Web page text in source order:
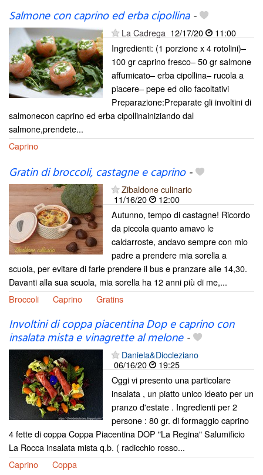
Salmone con caprino ed erba cipollina-
La Cadrega 12/17/20
11:00
Ingredienti: (1 porzione x 4 rotolini)–
100 gr caprino fresco– 50 gr salmone
affumicato– erba cipollina– rucola a
piacere– pepe ed olio facoltativi
Preparazione:Preparate gli involtini di
salmonecon caprino ed erba cipollinainiziando dal
salmone,prendete...
Caprino
Gratin di broccoli, castagne e caprino-
Zibaldone culinario
11/16/20
12:00
Autunno, tempo di castagne! Ricordo
da piccola quanto amavo le
caldarroste, andavo sempre con mio
padre a prendere mia sorella a
scuola, per evitare di farle prendere il bus e pranzare alle 14,30.
Davanti alla sua scuola, mia sorella ha 12 anni più di me,...
Broccoli
Caprino Gratins
Involtini di coppa piacentina Dop e caprino con
insalata mista e vinagrette al melone-
Daniela&Diocleziano
06/16/20
19:25
Oggi vi presento una particolare
insalata , un piatto unico ideato per un
pranzo d'estate . Ingredienti per 2
persone : 80 gr. di formaggio caprino
4 fette di coppa Coppa Piacentina DOP "La Regina" Salumificio
La Rocca insalata mista q.b. ( radicchio rosso...
Caprino
Coppa